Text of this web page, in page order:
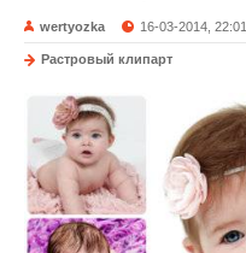
wertyozka 16-03-2014, 22:01
Растровый клипарт